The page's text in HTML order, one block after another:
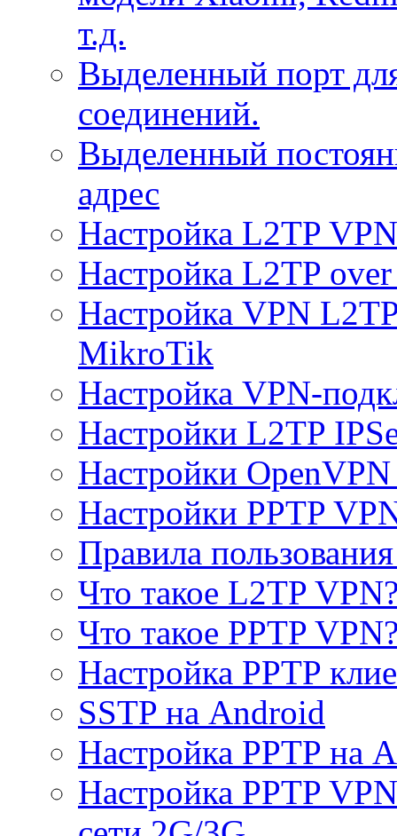
т.д.
Выделенный порт
соединений.
Выделенный
адрес
Настройка L2TP
Настройка L2TP
Настройка VPN
MikroTik
Настройка VPN-
Настройки L2TP
Настройки
Настройки PPTP
Правила
Что такое L2TP
Что такое PPTP
Настройка PPTP
SSTP на Android
Настройка PPTP на
Настройка PPTP